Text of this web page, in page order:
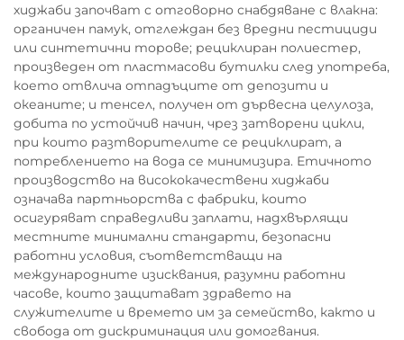
хиджаби започват с отговорно снабдяване с влакна:
органичен памук, отглеждан без вредни пестициди
или синтетични торове; рециклиран полиестер,
произведен от пластмасови бутилки след употреба,
което отвлича отпадъците от депозити и
океаните; и тенсел, получен от дървесна целулоза,
добита по устойчив начин, чрез затворени цикли,
при които разтворителите се рециклират, а
потреблението на вода се минимизира. Етичното
производство на висококачествени хиджаби
означава партньорства с фабрики, които
осигуряват справедливи заплати, надхвърлящи
местните минимални стандарти, безопасни
работни условия, съответстващи на
международните изисквания, разумни работни
часове, които защитават здравето на
служителите и времето им за семейство, както и
свобода от дискриминация или домогвания.